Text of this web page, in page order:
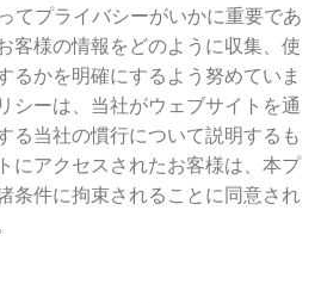
てプライバシーがいかに重要であ
客様の情報をどのように収集、使
るかを明確にするよう努めていま
シーは、当社がウェブサイトを通
る当社の慣行について説明するも
にアクセスされたお客様は、本プ
条件に拘束されることに同意され